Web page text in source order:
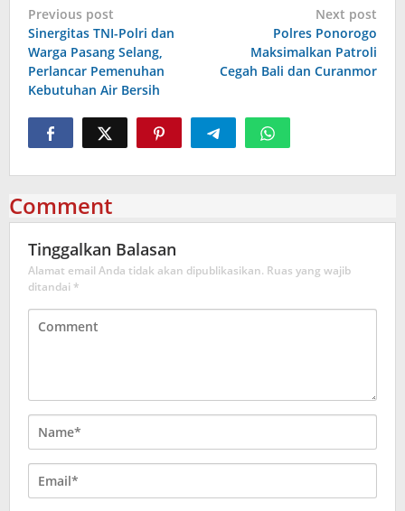
Navigasi
pos
Previous post
Sinergitas TNI-Polri dan
Warga Pasang Selang,
Perlancar Pemenuhan
Kebutuhan Air Bersih
Next post
Polres Ponorogo
Maksimalkan Patroli
Cegah Bali dan Curanmor
Comment
Tinggalkan Balasan
Alamat email Anda tidak akan dipublikasikan. Ruas yang wajib
ditandai *